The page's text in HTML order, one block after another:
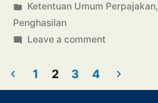
Ketentuan Umum Perpajakan,
Penghasilan
Leave a comment
1 2 3 4